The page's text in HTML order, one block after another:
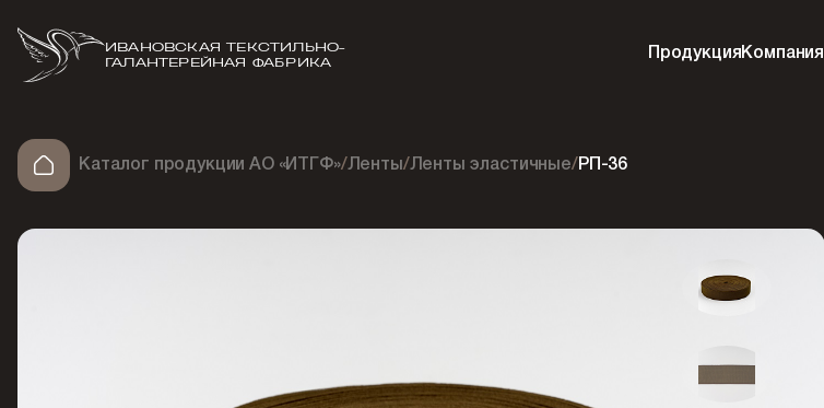
ИВАНОВСКАЯ ТЕКСТИЛЬНО-
ГАЛАНТЕРЕЙНАЯ ФАБРИКА
Продукция Компания
Каталог продукции АО «ИТГФ»/Ленты /Ленты эластичные/ РП-36